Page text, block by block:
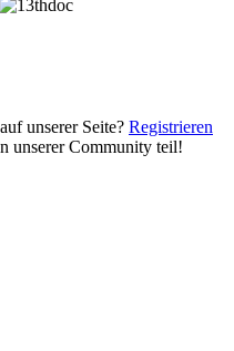
unserer Seite? Registrieren
unserer Community teil!